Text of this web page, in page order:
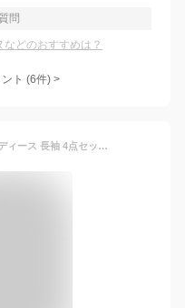
問
どのおすすめは？
ト (6件) >
洋服みたいな 水着 体型カバー レディース 長袖 4点セット トップス 紫外線カット率99.9%以上 可愛い おしゃれ セット UVカット 長袖 日焼け止め 指穴 ショートパンツ タンキニ タンクトップ ロンT Tシャツ ママ水着 母の日 10代 20代 30代 40代 50代 60代 ts011set4 sc対象